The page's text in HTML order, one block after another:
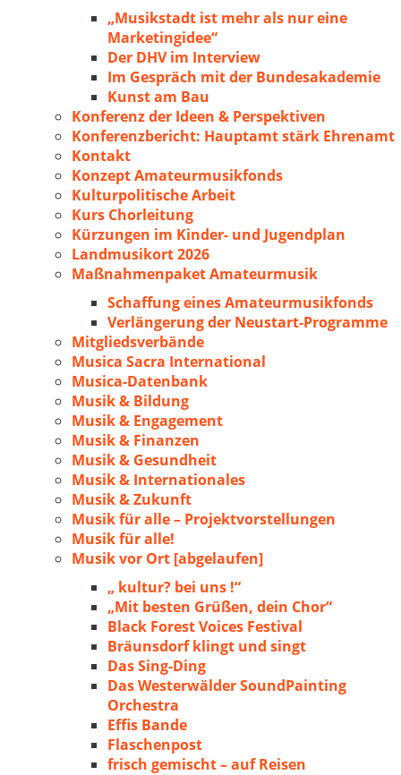
„Musikstadt ist mehr als nur eine
Marketingidee“
Der DHV im Interview
Im Gespräch mit der Bundesakademie
Kunst am Bau
Konferenz der Ideen & Perspektiven
Konferenzbericht: Hauptamt stärk Ehrenamt
Kontakt
Konzept Amateurmusikfonds
Kulturpolitische Arbeit
Kurs Chorleitung
Kürzungen im Kinder- und Jugendplan
Landmusikort 2026
Maßnahmenpaket Amateurmusik
Schaffung eines Amateurmusikfonds
Verlängerung der Neustart-Programme
Mitgliedsverbände
Musica Sacra International
Musica-Datenbank
Musik & Bildung
Musik & Engagement
Musik & Finanzen
Musik & Gesundheit
Musik & Internationales
Musik & Zukunft
Musik für alle – Projektvorstellungen
Musik für alle!
Musik vor Ort [abgelaufen]
„ kultur? bei uns !“
„Mit besten Grüßen, dein Chor“
Black Forest Voices Festival
Bräunsdorf klingt und singt
Das Sing-Ding
Das Westerwälder SoundPainting
Orchestra
Effis Bande
Flaschenpost
frisch gemischt – auf Reisen